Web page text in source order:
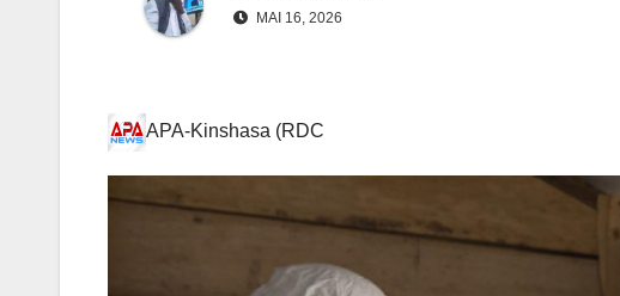
MAI 16, 2026
APA-Kinshasa (RDC